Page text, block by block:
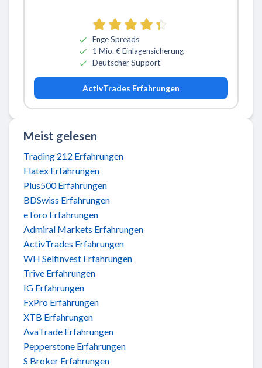
Enge Spreads
1 Mio. € Einlagensicherung
Deutscher Support
ActivTrades Erfahrungen
Meist gelesen
Trading 212 Erfahrungen
Flatex Erfahrungen
Plus500 Erfahrungen
BDSwiss Erfahrungen
eToro Erfahrungen
Admiral Markets Erfahrungen
ActivTrades Erfahrungen
WH Selfinvest Erfahrungen
Trive Erfahrungen
IG Erfahrungen
FxPro Erfahrungen
XTB Erfahrungen
AvaTrade Erfahrungen
Pepperstone Erfahrungen
S Broker Erfahrungen